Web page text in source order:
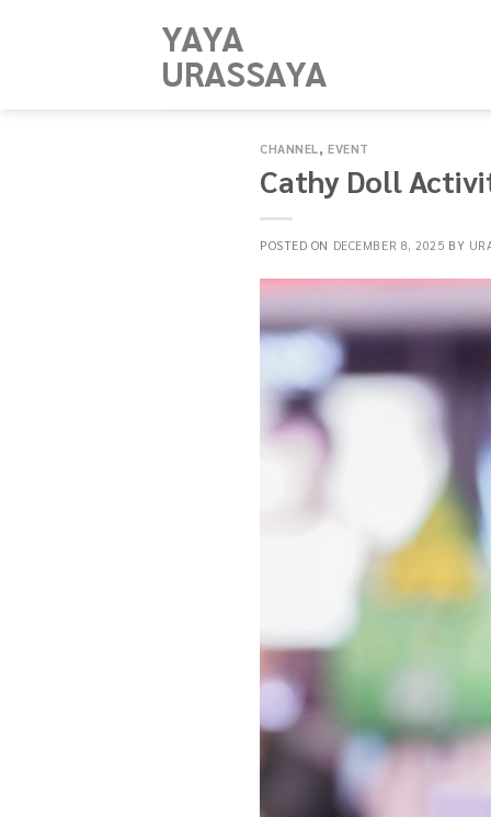
YAYA
URASSAYA
CHANNEL,EVENT
Cathy Doll
POSTED ON DECEMBER 8, 2025 BY